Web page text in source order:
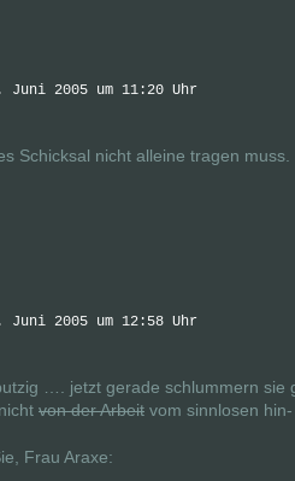
Juni 2005 um 11:20 Uhr
Schicksal nicht alleine tragen muss.
Juni 2005 um 12:58 Uhr
…. jetzt gerade schlummern sie
von der Arbeit vom sinnlosen
Frau Araxe: